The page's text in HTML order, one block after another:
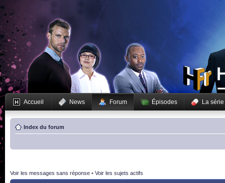
Accueil News Forum Épisodes La série
Index du forum
Voir les messages sans réponse • Voir les sujets actifs